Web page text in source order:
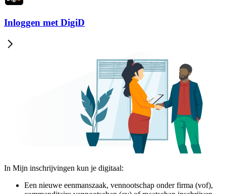
Inloggen met DigiD
In Mijn inschrijvingen kun je digitaal:
Een nieuwe eenmanszaak, vennootschap onder firma (vof),